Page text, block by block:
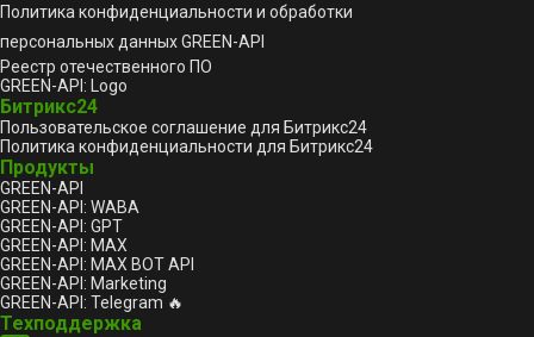
Политика конфиденциальности и обработки
персональных данных GREEN-API
Реестр отечественного ПО
GREEN-API: Logo
Битрикс24
Пользовательское соглашение для Битрикс24
Политика конфиденциальности для Битрикс24
Продукты
GREEN-API
GREEN-API: WABA
GREEN-API: GPT
GREEN-API: MAX
GREEN-API: MAX BOT API
GREEN-API: Marketing
GREEN-API: Telegram 🔥
Техподдержка